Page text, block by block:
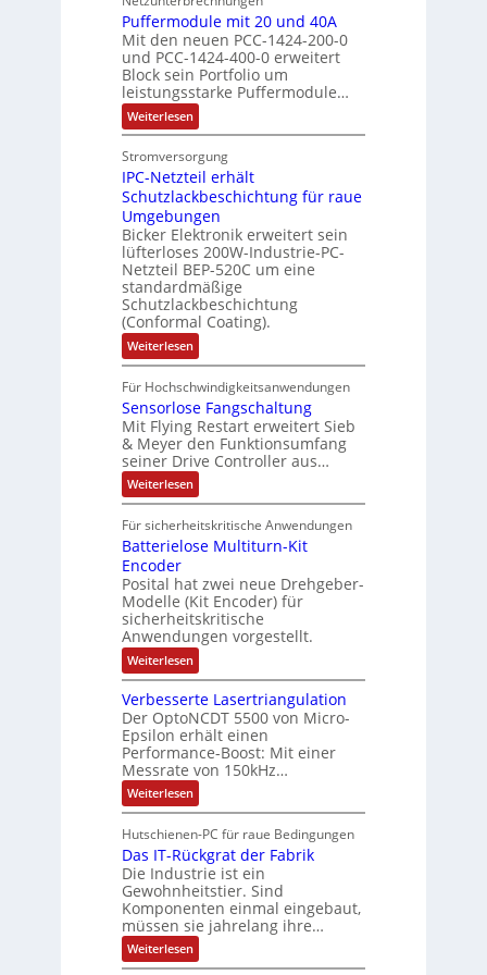
d
a
s
A
u
s
l
a
n
d
g
e
s
c
h
ä
f
t
d
e
s
V
D
M
A
E
l
e
k
t
r
i
s
c
h
e
t
o
m
a
t
i
o
g
e
w
ä
h
t
i
g
e
n
J
a
r
e
s
z
i
e
l
e
i
t
e
r
b
e
i
S
P
N
r
h
l
e
n
4
,
M
i
l
l
i
o
n
e
n
A
r
b
e
i
t
s
k
f
t
e
A
b
o
u
t
A
u
t
o
m
a
t
i
o
n
e
x
p
a
n
d
i
e
r
Puffermodule mit 20 und 40A
Mit den neuen PCC-1424-200-0
und PCC-1424-400-0 erweitert
Block sein Portfolio um
leistungsstarke Puffermodule…
Weiterlesen:
P
f
f
e
r
m
o
d
u
l
e
m
i
t
2
u
n
d
4
0
A
Stromversorgung
IPC-Netzteil erhält
Schutzlackbeschichtung für raue
Umgebungen
Bicker Elektronik erweitert sein
lüfterloses 200W-Industrie-PC-
Netzteil BEP-520C um eine
standardmäßige
Schutzlackbeschichtung
(Conformal Coating).
Weiterlesen:
I
C
-
N
e
t
z
t
e
l
e
ä
l
t
S
c
h
u
t
z
l
a
c
k
b
e
s
c
i
c
h
t
u
n
g
f
Für Hochschwindigkeitsanwendungen
Sensorlose Fangschaltung
Mit Flying Restart erweitert Sieb
& Meyer den Funktionsumfang
seiner Drive Controller aus…
Weiterlesen:
S
n
s
l
o
s
e
F
a
n
g
s
c
h
a
l
t
u
n
g
Für sicherheitskritische Anwendungen
Batterielose Multiturn-Kit
Encoder
Posital hat zwei neue Drehgeber-
Modelle (Kit Encoder) für
sicherheitskritische
Anwendungen vorgestellt.
Weiterlesen:
B
t
t
e
r
i
e
l
o
e
M
u
l
t
i
t
u
r
Verbesserte Lasertriangulation
Der OptoNCDT 5500 von Micro-
Epsilon erhält einen
Performance-Boost: Mit einer
Messrate von 150kHz…
Weiterlesen:
V
r
b
e
s
s
e
r
t
e
Hutschienen-PC für raue Bedingungen
Das IT-Rückgrat der Fabrik
Die Industrie ist ein
Gewohnheitstier. Sind
Komponenten einmal eingebaut,
müssen sie jahrelang ihre…
Weiterlesen:
D